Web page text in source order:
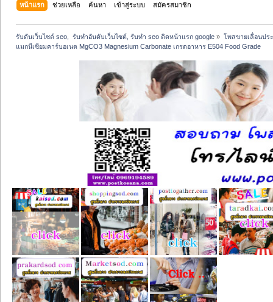
หน้าแรก ช่วยเหลือ ค้นหา เข้าสู่ระบบ สมัครสมาชิก
รับดันเว็บไซต์ seo,  รับทำอันดับเว็บไซต์, รับทำ seo ติดหน้าแรก google » โพสขายเลื่อนปร
แมกนีเซียมคาร์บอเนต MgCO3 Magnesium Carbonate เกรดอาหาร E504 Food Grade